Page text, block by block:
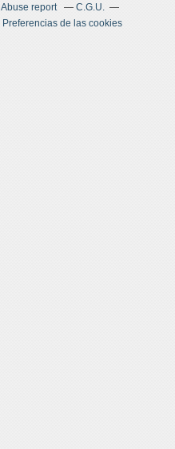
Abuse report
C.G.U.
Preferencias de las cookies